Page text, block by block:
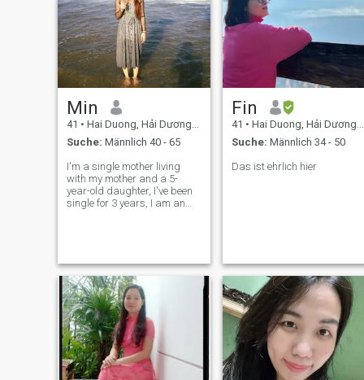
Min
41 • Hai Duong, Hải Dương, Vietnam
Suche: Männlich 40 - 65
I'm a single mother living
with my mother and a 5-
year-old daughter, I've been
single for 3 years, I am an
natürliche Szenen. Wie auch
immer, ich mag Frieden, wie
überall mit meinem
Liebhaber zu gehen und
alles in der Welt zu
bewundern. Meine
Persönlichkeit ist zu 50%
traditionell und zu 50%
modern. Ich bin mehr
familienorientiert. - Ich bin...
Fin
41 • Hai Duong, Hải Dương, Vietnam
Suche: Männlich 34 - 50
Das ist ehrlich hier